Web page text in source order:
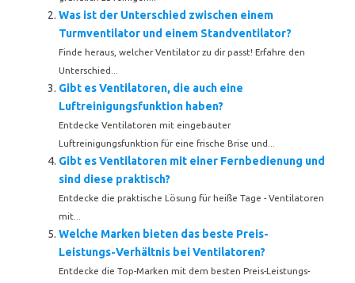
Was ist der Unterschied zwischen einem
Turmventilator und einem Standventilator?
Finde heraus, welcher Ventilator zu dir passt! Erfahre den
Unterschied...
Gibt es Ventilatoren, die auch eine
Luftreinigungsfunktion haben?
Entdecke Ventilatoren mit eingebauter
Luftreinigungsfunktion für eine frische Brise und...
Gibt es Ventilatoren mit einer Fernbedienung und
sind diese praktisch?
Entdecke die praktische Lösung für heiße Tage - Ventilatoren
mit...
Welche Marken bieten das beste Preis-
Leistungs-Verhältnis bei Ventilatoren?
Entdecke die Top-Marken mit dem besten Preis-Leistungs-